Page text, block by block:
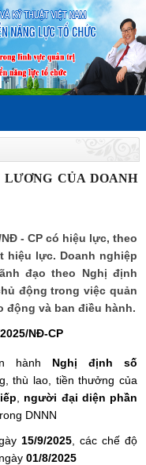
CỦA DOANH
- CP có hiệu lực, theo
hiệu lực. Doanh nghiệp
đạo theo Nghị định
động trong việc quản
và ban điều hành.
NĐ-CP
hành Nghị định số
thù lao, tiền thưởng của
người đại diện phần
DNNN
15/9/2025 , các chế độ
01/8/2025